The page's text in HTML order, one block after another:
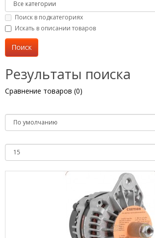
Поиск в подкатегориях
Искать в описании товаров
Результаты поиска
Сравнение товаров (0)